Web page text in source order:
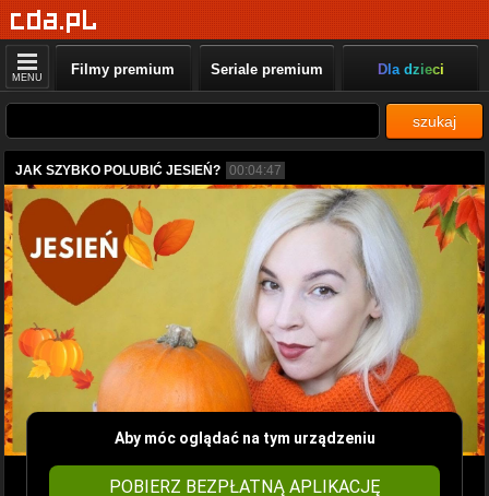
MENU Filmy premium Seriale premium Dla dzieci
szukaj
JAK SZYBKO POLUBIĆ JESIEŃ? 00:04:47
Aby móc oglądać na tym urządzeniu
POBIERZ BEZPŁATNĄ APLIKACJĘ